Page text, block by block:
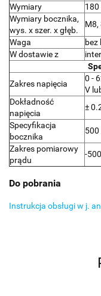
Wymiary
180
Wymiary bocznika,
wys. x szer. x głęb.
M8,
Waga
bez
W dostawie z
Zakres napięcia
0 -
V
Dokładność
napięcia
±
Specyfikacja
bocznika
Zakres pomiarowy
prądu
-
Do pobrania
Instrukcja obsługi w j.